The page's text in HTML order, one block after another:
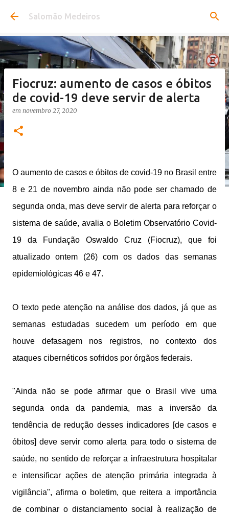
Pular para o conteúdo principal
Salomão Medeiros
Fiocruz: aumento de casos e óbitos
de covid-19 deve servir de alerta
em novembro 27, 2020
O aumento de casos e óbitos de covid-19 no Brasil entre
8 e 21 de novembro ainda não pode ser chamado de
segunda onda, mas deve servir de alerta para reforçar o
sistema de saúde, avalia o Boletim Observatório Covid-
19 da Fundação Oswaldo Cruz (Fiocruz), que foi
atualizado ontem (26) com os dados das semanas
epidemiológicas 46 e 47.
O texto pede atenção na análise dos dados, já que as
semanas estudadas sucedem um período em que
houve defasagem nos registros, no contexto dos
ataques cibernéticos sofridos por órgãos federais.
"Ainda não se pode afirmar que o Brasil vive uma
segunda onda da pandemia, mas a inversão da
tendência de redução desses indicadores [de casos e
óbitos] deve servir como alerta para todo o sistema de
saúde, no sentido de reforçar a infraestrutura hospitalar
e intensificar ações de atenção primária integrada à
vigilância", afirma o boletim, que reitera a importância
de combinar o distanciamento social à realização de